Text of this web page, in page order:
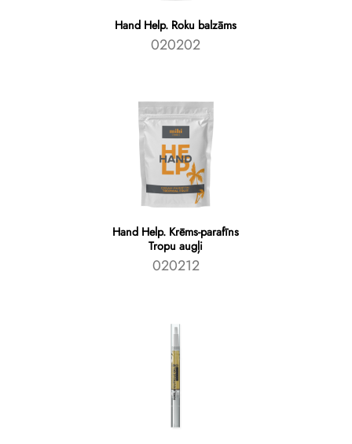
Hand Help. Roku balzāms
020202
Hand Help. Krēms-parafīns
Tropu augļi
020212